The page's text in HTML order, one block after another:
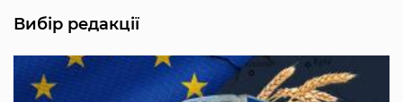
Вибір редакції